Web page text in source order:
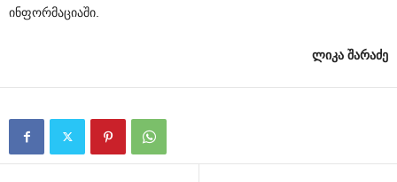
ინფორმაციაში.
ლიკა შარაძე